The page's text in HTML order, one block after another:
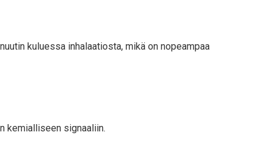
kuluessa inhalaatiosta, mikä on nopeampaa
kemialliseen signaaliin.